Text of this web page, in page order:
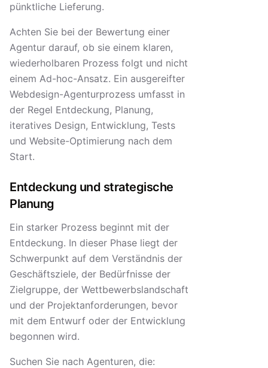
pünktliche Lieferung.
Achten Sie bei der Bewertung einer
Agentur darauf, ob sie einem klaren,
wiederholbaren Prozess folgt und nicht
einem Ad-hoc-Ansatz. Ein ausgereifter
Webdesign-Agenturprozess umfasst in
der Regel Entdeckung, Planung,
iteratives Design, Entwicklung, Tests
und Website-Optimierung nach dem
Start.
Entdeckung und strategische
Planung
Ein starker Prozess beginnt mit der
Entdeckung. In dieser Phase liegt der
Schwerpunkt auf dem Verständnis der
Geschäftsziele, der Bedürfnisse der
Zielgruppe, der Wettbewerbslandschaft
und der Projektanforderungen, bevor
mit dem Entwurf oder der Entwicklung
begonnen wird.
Suchen Sie nach Agenturen, die: